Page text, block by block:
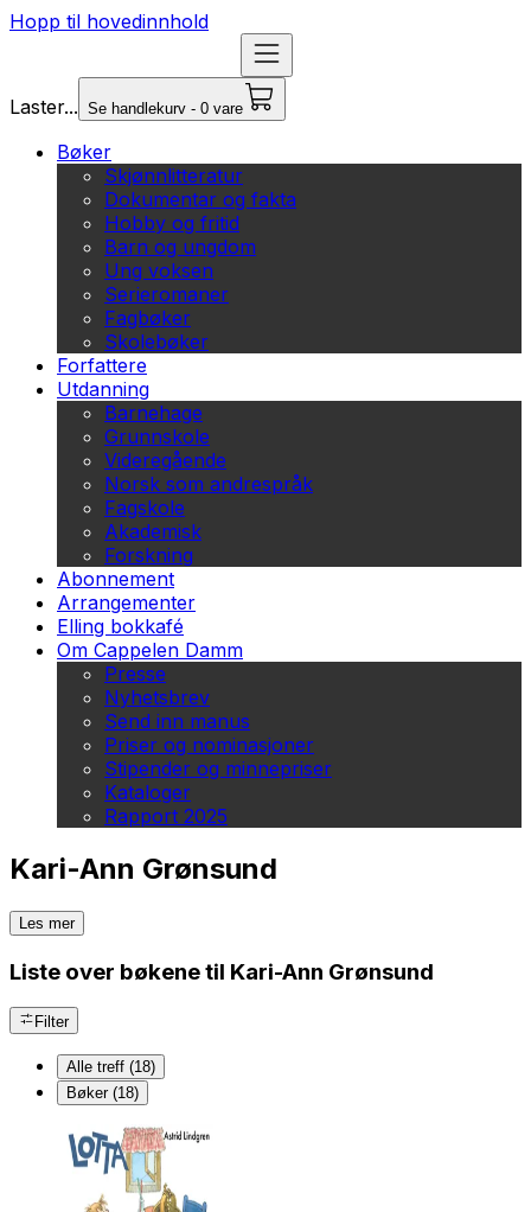
Hopp til hovedinnhold
Laster... Se handlekurv - 0 vare
Bøker
Skjønnlitteratur
Dokumentar og fakta
Hobby og fritid
Barn og ungdom
Ung voksen
Serieromaner
Fagbøker
Skolebøker
Forfattere
Utdanning
Barnehage
Grunnskole
Videregående
Norsk som andrespråk
Fagskole
Akademisk
Forskning
Abonnement
Arrangementer
Elling bokkafé
Om Cappelen Damm
Presse
Nyhetsbrev
Send inn manus
Priser og nominasjoner
Stipender og minnepriser
Kataloger
Rapport 2025
Kari-Ann Grønsund
Les mer
Liste over bøkene til Kari-Ann Grønsund
Filter
Alle treff (18)
Bøker (18)